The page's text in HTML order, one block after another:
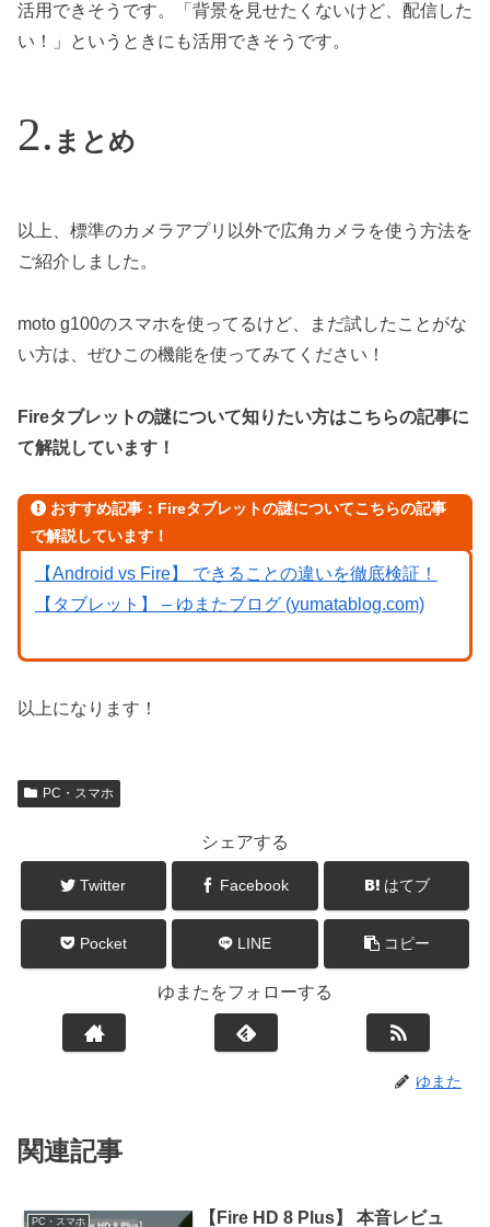
活用できそうです。「背景を見せたくないけど、配信した
い！」というときにも活用できそうです。
まとめ
以上、標準のカメラアプリ以外で広角カメラを使う方法を
ご紹介しました。
moto g100のスマホを使ってるけど、まだ試したことがな
い方は、ぜひこの機能を使ってみてください！
Fireタブレットの謎について知りたい方はこちらの記事に
て解説しています！
おすすめ記事：Fireタブレットの謎についてこちらの記事
で解説しています！
【Android vs Fire】 できることの違いを徹底検証！
【タブレット】 – ゆまたブログ (yumatablog.com)
以上になります！
PC・スマホ
シェアする
Twitter Facebook はてブ
Pocket LINE コピー
ゆまたをフォローする
ゆまた
関連記事
PC・スマホ
【Fire HD 8 Plus】 本音レビュ